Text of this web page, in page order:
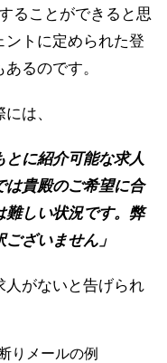
ることができると思
ントに定められた登
るのです。
は、
に紹介可能な求人
は貴殿のご希望に合
難しい状況です。弊
ざいません」
人がないと告げられ
りメールの例